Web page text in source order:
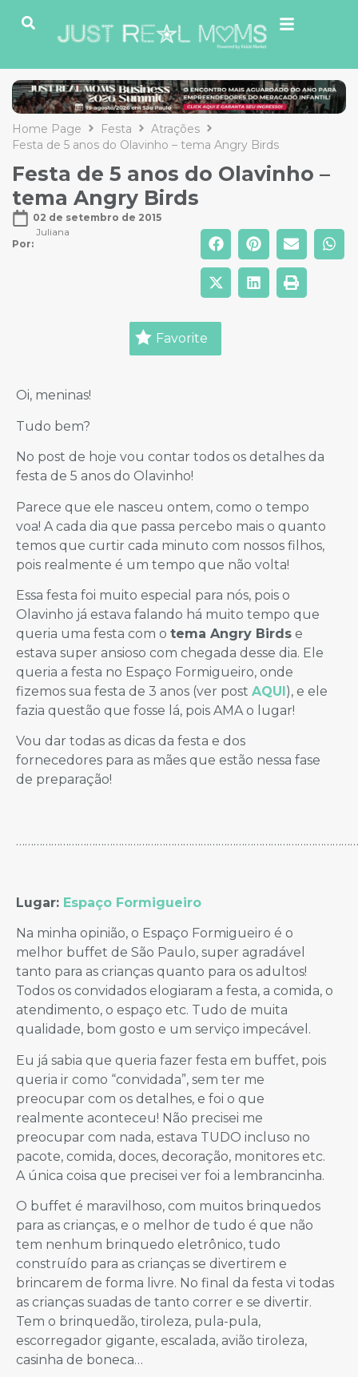
Home Page Festa
Atrações
Festa de 5 anos do Olavinho – tema Angry Birds
Festa de 5 anos do Olavinho –
tema Angry Birds
02 de setembro de 2015
Por:
Juliana
Favorite
Oi, meninas!
Tudo bem?
No post de hoje vou contar todos os detalhes da
festa de 5 anos do Olavinho!
Parece que ele nasceu ontem, como o tempo
voa! A cada dia que passa percebo mais o quanto
temos que curtir cada minuto com nossos filhos,
pois realmente é um tempo que não volta!
Essa festa foi muito especial para nós, pois o
Olavinho já estava falando há muito tempo que
queria uma festa com o tema Angry Birds e
estava super ansioso com chegada desse dia. Ele
queria a festa no Espaço Formigueiro, onde
fizemos sua festa de 3 anos (ver post AQUI), e ele
fazia questão que fosse lá, pois AMA o lugar!
Vou dar todas as dicas da festa e dos
fornecedores para as mães que estão nessa fase
de preparação!
Lugar: Espaço Formigueiro
Na minha opinião, o Espaço Formigueiro é o
melhor buffet de São Paulo, super agradável
tanto para as crianças quanto para os adultos!
Todos os convidados elogiaram a festa, a comida, o
atendimento, o espaço etc. Tudo de muita
qualidade, bom gosto e um serviço impecável.
Eu já sabia que queria fazer festa em buffet, pois
queria ir como “convidada”, sem ter me
preocupar com os detalhes, e foi o que
realmente aconteceu! Não precisei me
preocupar com nada, estava TUDO incluso no
pacote, comida, doces, decoração, monitores etc.
A única coisa que precisei ver foi a lembrancinha.
O buffet é maravilhoso, com muitos brinquedos
para as crianças, e o melhor de tudo é que não
tem nenhum brinquedo eletrônico, tudo
construído para as crianças se divertirem e
brincarem de forma livre. No final da festa vi todas
as crianças suadas de tanto correr e se divertir.
Tem o brinquedão, tiroleza, pula-pula,
escorregador gigante, escalada, avião tiroleza,
casinha de boneca…